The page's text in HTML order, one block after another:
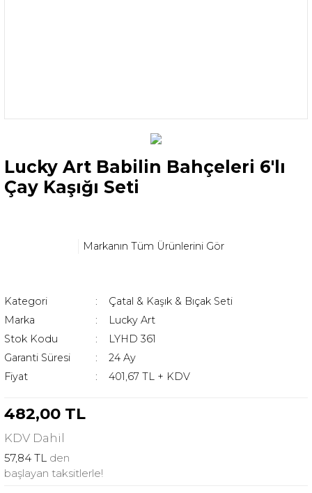
Lucky Art Babilin Bahçeleri 6'lı
Çay Kaşığı Seti
Markanın Tüm Ürünlerini Gör
Kategori
Çatal & Kaşık & Bıçak Seti
Marka
Lucky Art
Stok Kodu
LYHD 361
Garanti Süresi
24 Ay
Fiyat
401,67 TL + KDV
482,00 TL
KDV Dahil
57,84 TL den
başlayan taksitlerle!